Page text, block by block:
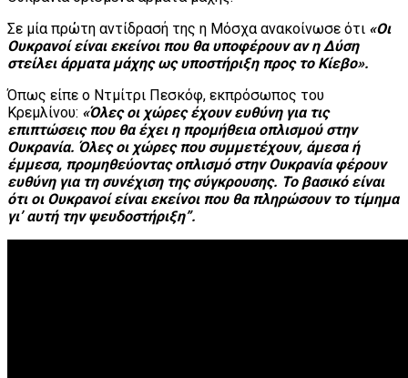
Σε μία πρώτη αντίδρασή της η Μόσχα ανακοίνωσε ότι «Οι
Ουκρανοί είναι εκείνοι που θα υποφέρουν αν η Δύση
στείλει άρματα μάχης ως υποστήριξη προς το Κίεβο».
Όπως είπε ο Ντμίτρι Πεσκόφ, εκπρόσωπος του
Κρεμλίνου: «Όλες οι χώρες έχουν ευθύνη για τις
επιπτώσεις που θα έχει η προμήθεια οπλισμού στην
Ουκρανία. Όλες οι χώρες που συμμετέχουν, άμεσα ή
έμμεσα, προμηθεύοντας οπλισμό στην Ουκρανία φέρουν
ευθύνη για τη συνέχιση της σύγκρουσης. Το βασικό είναι
ότι οι Ουκρανοί είναι εκείνοι που θα πληρώσουν το τίμημα
γι’ αυτή την ψευδοστήριξη”.